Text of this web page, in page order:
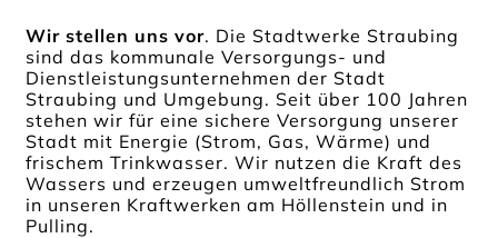
Wir stellen uns vor. Die Stadtwerke Straubing
sind das kommunale Versorgungs- und
Dienstleistungsunternehmen der Stadt
Straubing und Umgebung. Seit über 100 Jahren
stehen wir für eine sichere Versorgung unserer
Stadt mit Energie (Strom, Gas, Wärme) und
frischem Trinkwasser. Wir nutzen die Kraft des
Wassers und erzeugen umweltfreundlich Strom
in unseren Kraftwerken am Höllenstein und in
Pulling.